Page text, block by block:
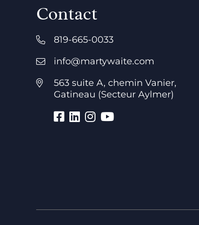
Contact
819-665-0033
info@martywaite.com
563 suite A, chemin Vanier,
Gatineau (Secteur Aylmer)